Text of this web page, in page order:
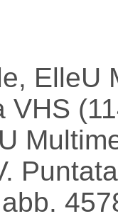
ElleU
VHS